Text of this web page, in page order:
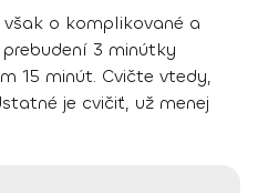
o komplikované a
3 minútky
15 minút. Cvičte vtedy,
je cvičiť, už menej